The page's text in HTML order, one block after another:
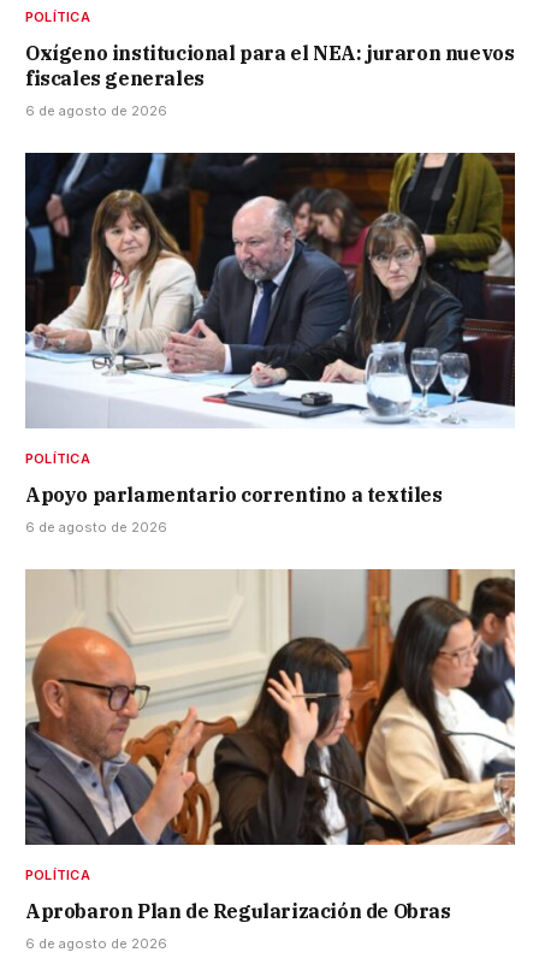
POLÍTICA
Oxígeno institucional para el NEA: juraron nuevos
fiscales generales
6 de agosto de 2026
POLÍTICA
Apoyo parlamentario correntino a textiles
6 de agosto de 2026
POLÍTICA
Aprobaron Plan de Regularización de Obras
6 de agosto de 2026